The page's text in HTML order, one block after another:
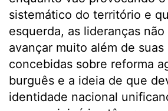
sistemático do território e
esquerda, as lideranças
avançar muito além de
concebidas sobre reforma
burguês e a ideia de que
identidade nacional